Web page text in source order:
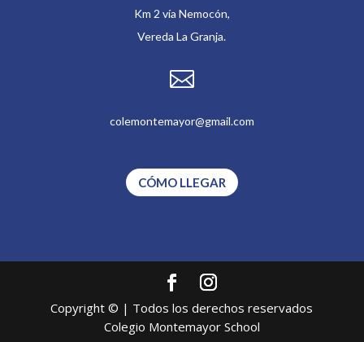
Km 2 vía Nemocón,
Vereda La Granja.

colemontemayor@gmail.com
CÓMO LLEGAR
Copyright © | Todos los derechos reservados
Colegio Montemayor School